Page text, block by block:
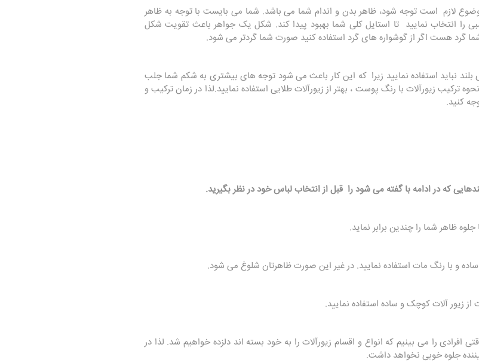
لازم است توجه شود، ظاهر بدن و اندام شما می باشد. شما می بایست با توجه به ظاهر
انتخاب نمایید تا استایل کلی شما بهبود پیدا کند. شکل یک جواهر باعث تقویت شکل
هست اگر از گوشواره های گرد استفاده کنید صورت شما گردتر می شود.
بلند نباید استفاده نمایید زیرا که این کار باعث می شود توجه های بیشتری به شکم شما جلب
ترکیب زیورآلات با رنگ پوست ، بهتر از زیورآلات طلایی استفاده نمایید.لذا در زمان ترکیب و
کنید.
که در ادامه با گفته می شود را قبل از انتخاب لباس خود در نظر بگیرید.
ظاهر شما را چندین برابر نماید.
و با رنگ مات استفاده نمایید. در غیر این صورت ظاهرتان شلوغ می شود.
زیور آلات کوچک و ساده استفاده نمایید.
را می ‌بینیم که انواع و اقسام زیورآلات را به خود بسته ‌اند دلزده خواهیم شد. لذا در
جلوه خوبی نخواهد داشت.